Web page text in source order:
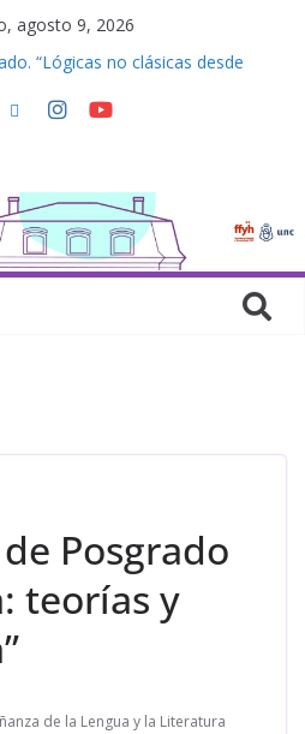
agosto 9, 2026
“Lógicas no clásicas desde
“Debates Actuales en
“Mirar, juzgar, sentir”
y Trabajos Finales | Agosto
Posgrado
teorías y
de la Lengua y la Literatura